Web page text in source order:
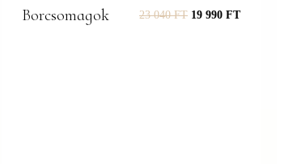
Borcsomagok
23 040FT 19 990 FT